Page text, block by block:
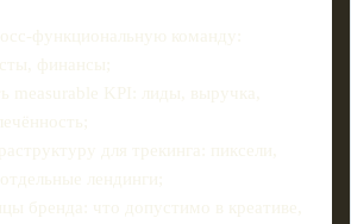
команду:
финансы;
measurable KPI: лиды, выручка,
для трекинга: пиксели,
лендинги;
бренда: что допустимо в креативе,